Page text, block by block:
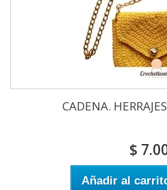
CADENA.
$
Añadir al